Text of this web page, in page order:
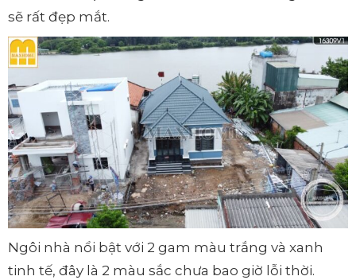
sẽ rất đẹp mắt.
Ngôi nhà nổi bật với 2 gam màu trắng và xanh
tinh tế, đây là 2 màu sắc chưa bao giờ lỗi thời.